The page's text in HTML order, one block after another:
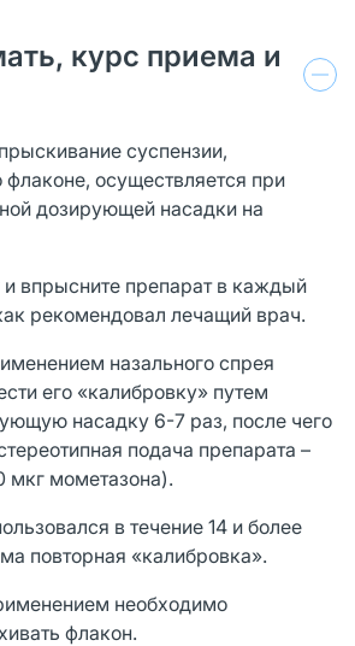
курс приема и
суспензии,
осуществляется при
дозирующей насадки на
и впрысните препарат в каждый
рекомендовал лечащий врач.
назального спрея
его «калибровку» путем
насадку 6-7 раз, после чего
подача препарата –
мкг мометазона).
в течение 14 и более
повторная «калибровка».
необходимо
флакон.